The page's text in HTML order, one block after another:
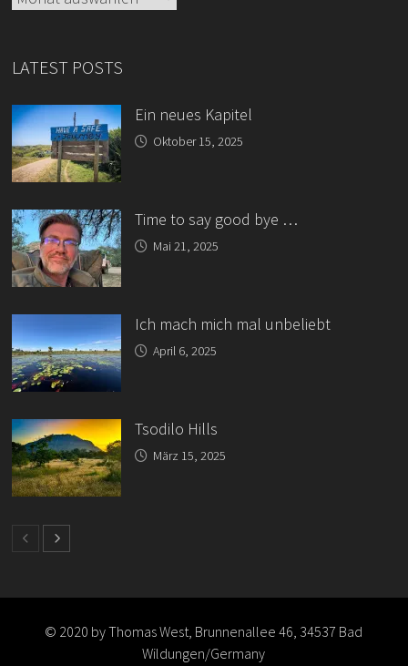
LATEST POSTS
Ein neues Kapitel
Oktober 15, 2025
Time to say good bye …
Mai 21, 2025
Ich mach mich mal unbeliebt
April 6, 2025
Tsodilo Hills
März 15, 2025
© 2020 by Thomas West, Brunnenallee 46, 34537 Bad
Wildungen/Germany